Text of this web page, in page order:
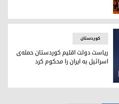
هوایی عراق به ایران حمله
اسرائیل به ایران را
کوردستان
ریاست دولت اقلیم کوردستان حمله‌ی
اسرائیل به ایران را محکوم کرد